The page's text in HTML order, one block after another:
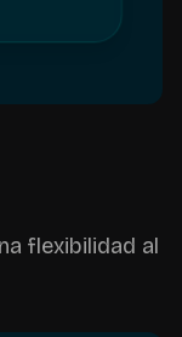
flexibilidad al